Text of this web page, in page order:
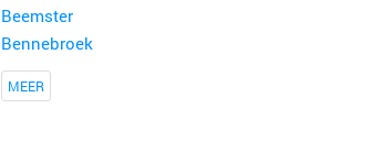
Beemster
Bennebroek
MEER